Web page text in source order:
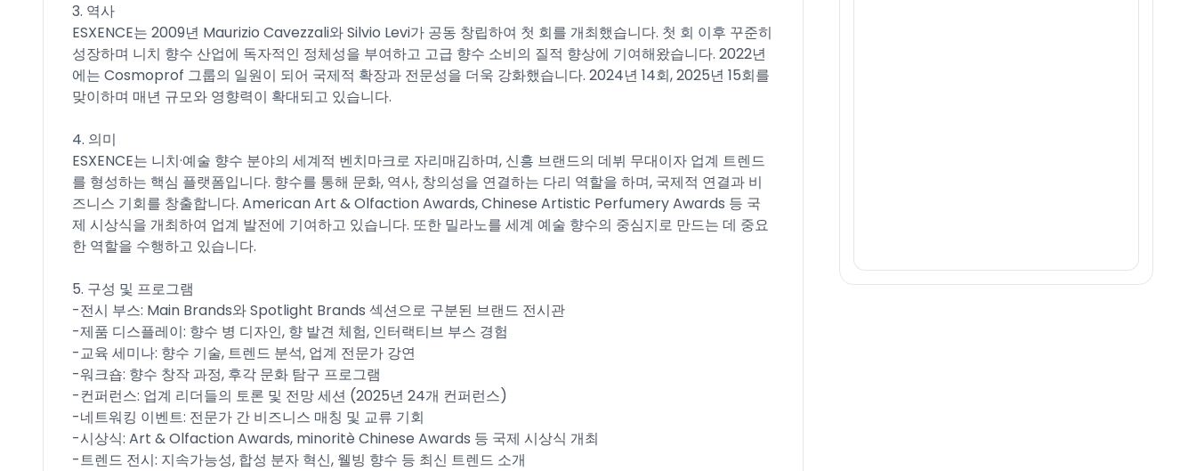
3. 역사
ESXENCE는 2009년 Maurizio Cavezzali와 Silvio Levi가 공동 창립하여 첫 회를 개최했습니다. 첫 회 이후 꾸준히
성장하며 니치 향수 산업에 독자적인 정체성을 부여하고 고급 향수 소비의 질적 향상에 기여해왔습니다. 2022년
에는 Cosmoprof 그룹의 일원이 되어 국제적 확장과 전문성을 더욱 강화했습니다. 2024년 14회, 2025년 15회를
맞이하며 매년 규모와 영향력이 확대되고 있습니다.​
4. 의미
ESXENCE는 니치·예술 향수 분야의 세계적 벤치마크로 자리매김하며, 신흥 브랜드의 데뷔 무대이자 업계 트렌드
를 형성하는 핵심 플랫폼입니다. 향수를 통해 문화, 역사, 창의성을 연결하는 다리 역할을 하며, 국제적 연결과 비
즈니스 기회를 창출합니다. American Art & Olfaction Awards, Chinese Artistic Perfumery Awards 등 국
제 시상식을 개최하여 업계 발전에 기여하고 있습니다. 또한 밀라노를 세계 예술 향수의 중심지로 만드는 데 중요
한 역할을 수행하고 있습니다.​
5. 구성 및 프로그램
-전시 부스: Main Brands와 Spotlight Brands 섹션으로 구분된 브랜드 전시관​
-제품 디스플레이: 향수 병 디자인, 향 발견 체험, 인터랙티브 부스 경험​
-교육 세미나: 향수 기술, 트렌드 분석, 업계 전문가 강연​
-워크숍: 향수 창작 과정, 후각 문화 탐구 프로그램​
-컨퍼런스: 업계 리더들의 토론 및 전망 세션 (2025년 24개 컨퍼런스)​
-네트워킹 이벤트: 전문가 간 비즈니스 매칭 및 교류 기회​
-시상식: Art & Olfaction Awards, minoritè Chinese Awards 등 국제 시상식 개최​
-트렌드 전시: 지속가능성, 합성 분자 혁신, 웰빙 향수 등 최신 트렌드 소개​